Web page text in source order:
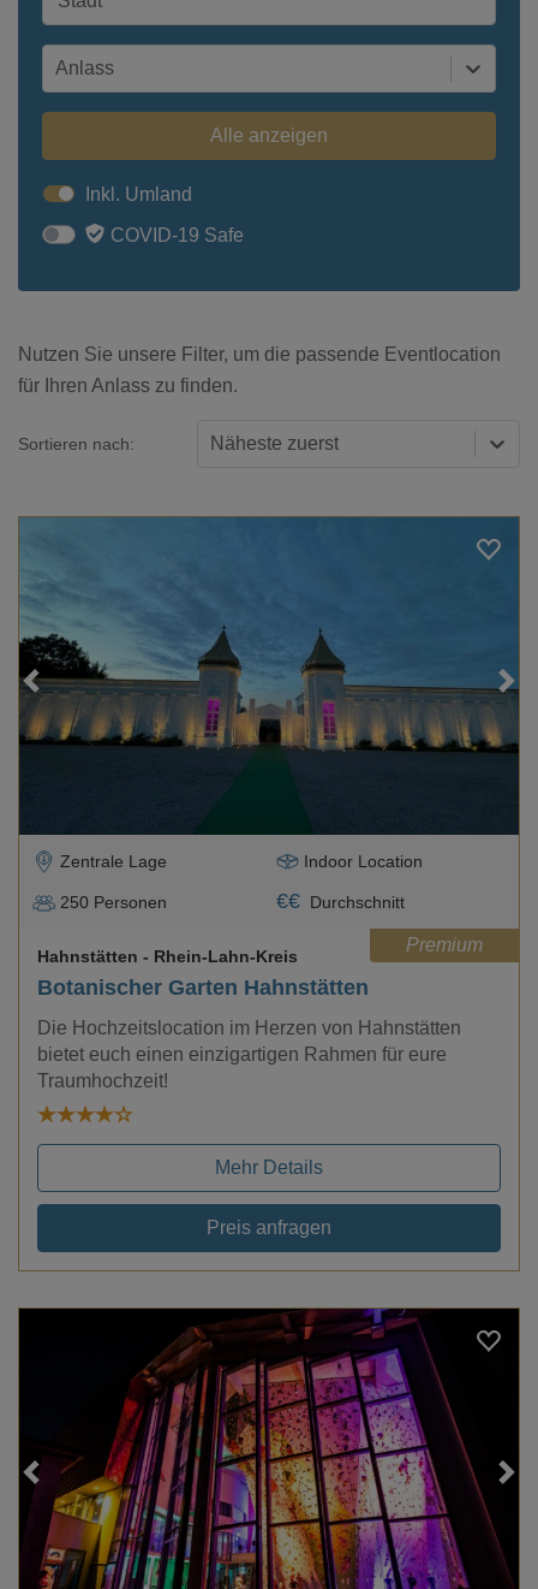
Anlass
Alle anzeigen
Inkl. Umland
COVID-19 Safe
Nutzen Sie unsere Filter, um die passende Eventlocation
für Ihren Anlass zu finden.
Sortieren nach: Näheste zuerst
Loading...
Zentrale Lage Indoor Location
250 Personen €€ Durchschnitt
Premium
Botanischer Garten Hahnstätten
Hahnstätten - Rhein-Lahn-Kreis
Die Hochzeitslocation im Herzen von Hahnstätten
bietet euch einen einzigartigen Rahmen für eure
Traumhochzeit!
Mehr Details
Preis anfragen
Loading...